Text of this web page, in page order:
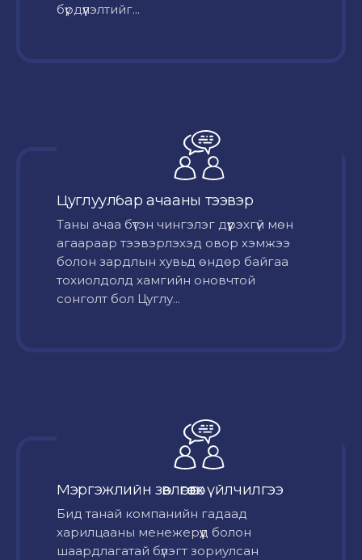
бүрдүүлэлтийг...
Цуглуулбар ачааны тээвэр
Таны ачаа бүтэн чингэлэг дүүрэхгүй мөн
агаараар тээвэрлэхэд овор хэмжээ
болон зардлын хувьд өндөр байгаа
тохиолдолд хамгийн оновчтой
сонголт бол Цуглу...
Мэргэжлийн зөвлөгөө өгөх үйлчилгээ
Бид танай компанийн гадаад
харилцааны менежерүүд болон
шаардлагатай бүлэгт зориулсан